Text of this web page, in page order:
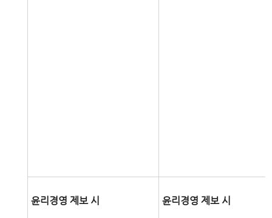
윤리경영 제보 시 윤리경영 제보 시